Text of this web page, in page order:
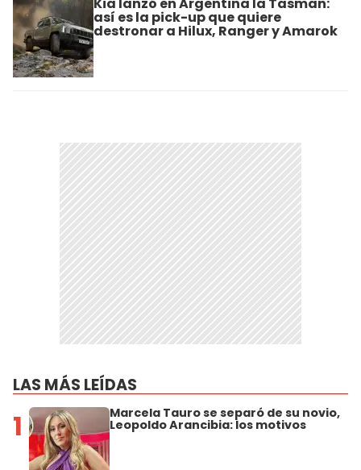
así es la pick-up que quiere
destronar a Hilux, Ranger y Amarok
LAS MÁS LEÍDAS
1 Marcela Tauro se separó de su novio,
Leopoldo Arancibia: los motivos